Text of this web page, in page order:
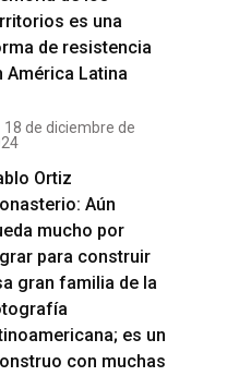
es una
de resistencia
América Latina
18 de diciembre de
Ortiz
Aún
mucho por
para construir
gran familia de la
es un
con muchas